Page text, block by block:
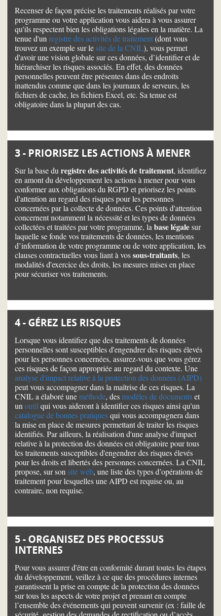
Recenser de façon précise les traitements réalisés par votre
programme ou votre application vous aidera à vous assurer
qu'ils respectent bien les obligations légales en la matière. La
tenue d'un registre des activités de traitement(dont vous
trouvez un exemple sur le site de la CNIL), vous permet
d'avoir une vision globale sur ces données, d’identifier et de
hiérarchiser les risques associés. En effet, des données
personnelles peuvent être présentes dans des endroits
inattendus comme que dans les journaux de serveurs, les
fichiers de cache, les fichiers Excel, etc. Sa tenue est
obligatoire dans la plupart des cas.
3 - PRIORISEZ LES ACTIONS À MENER
Sur la base du registre des activités de traitement, identifiez
en amont du développement les actions à mener pour vous
conformer aux obligations du RGPD et priorisez les points
d'attention au regard des risques pour les personnes
concernées par la collecte de données. Ces points d'attention
concernent notamment la nécessité et les types de données
collectées et traitées par votre programme, la base légalesur
laquelle se fonde vos traitements de données, les mentions
d’information de votre programme ou de votre application, les
clauses contractuelles vous liant à vossous-traitants, les
modalités d'exercice des droits, les mesures mises en place
pour sécuriser vos traitements.
4 - GÉREZ LES RISQUES
Lorsque vous identifiez que des traitements de données
personnelles sont susceptibles d'engendrer des risques élevés
pour les personnes concernées, assurez-vous que vous gérez
ces risques de façon appropriée au regard du contexte. Une
analyse d'impact relative à la protection des données (AIPD)
peut vous accompagner dans la maîtrise de ces risques. La
CNIL a élaboré uneméthode, desmodèles de documentset
un outil qui vous aideront à identifier ces risques ainsi qu'un
catalogue de bonnes pratiquesqui vous accompagnera dans
la mise en place de mesures permettant de traiter les risques
identifiés. Par ailleurs, la réalisation d'une analyse d'impact
relative à la protection des données est obligatoire pour tous
les traitements susceptibles d'engendrer des risques élevés
pour les droits et libertés des personnes concernées. La CNIL
propose, sur son site web, une liste des types d’opérations de
traitement pour lesquelles une AIPD est requise ou, au
contraire, non requise.
5 - ORGANISEZ DES PROCESSUS
INTERNES
Pour vous assurer d'être en conformité durant toutes les étapes
du développement, veillez à ce que des procédures internes
garantissent la prise en compte de la protection des données
sur tous les aspects de votre projet et prenant en compte
l’ensemble des événements qui peuvent survenir (ex : faille de